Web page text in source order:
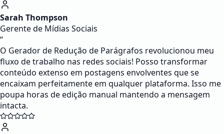
Sarah Thompson
Gerente de Mídias Sociais
“
O Gerador de Redução de Parágrafos revolucionou meu
fluxo de trabalho nas redes sociais! Posso transformar
conteúdo extenso em postagens envolventes que se
encaixam perfeitamente em qualquer plataforma. Isso me
poupa horas de edição manual mantendo a mensagem
intacta.